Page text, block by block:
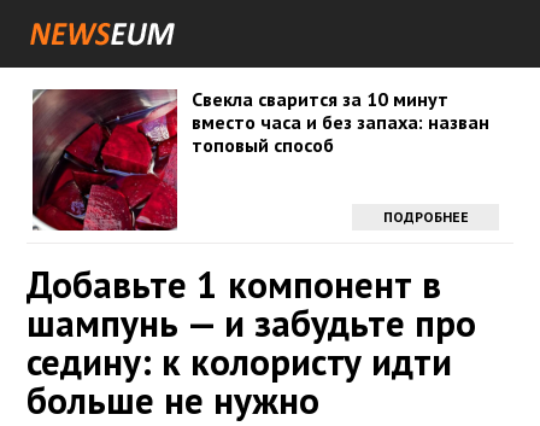
Свекла сварится за 10 минут
вместо часа и без запаха: назван
топовый способ
ПОДРОБНЕЕ
Добавьте 1 компонент в
шампунь — и забудьте про
седину: к колористу идти
больше не нужно